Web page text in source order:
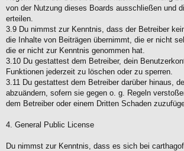
von der Nutzung dieses Boards ausschließen und
erteilen.
3.9 Du nimmst zur Kenntnis, dass der Betreiber
die Inhalte von Beiträgen übernimmt, die er nicht
die er nicht zur Kenntnis genommen hat.
3.10 Du gestattest dem Betreiber, dein
Funktionen jederzeit zu löschen oder zu sperren.
3.11 Du gestattest dem Betreiber darüber hinaus,
abzuändern, sofern sie gegen o. g. Regeln
dem Betreiber oder einem Dritten Schaden
4. General Public License
Du nimmst zur Kenntnis, dass es sich bei